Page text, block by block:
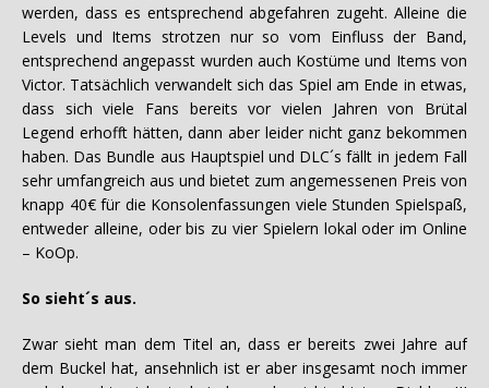
werden, dass es entsprechend abgefahren zugeht. Alleine die
Levels und Items strotzen nur so vom Einfluss der Band,
entsprechend angepasst wurden auch Kostüme und Items von
Victor. Tatsächlich verwandelt sich das Spiel am Ende in etwas,
dass sich viele Fans bereits vor vielen Jahren von Brütal
Legend erhofft hätten, dann aber leider nicht ganz bekommen
haben. Das Bundle aus Hauptspiel und DLC´s fällt in jedem Fall
sehr umfangreich aus und bietet zum angemessenen Preis von
knapp 40€ für die Konsolenfassungen viele Stunden Spielspaß,
entweder alleine, oder bis zu vier Spielern lokal oder im Online
– KoOp.
So sieht´s aus.
Zwar sieht man dem Titel an, dass er bereits zwei Jahre auf
dem Buckel hat, ansehnlich ist er aber insgesamt noch immer